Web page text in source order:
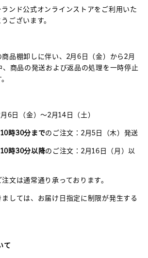
ンド公式オンラインストアをご利用いた
ございます。
品棚卸しに伴い、2月6日（金）から2月
商品の発送および返品の処理を一時停止
月6日（金）〜2月14日（土）
時30分までのご注文：2月5日（木）発送
時30分以降のご注文：2月16日（月）以
文は通常通り承っております。
しては、お届け日指定に制限が発生する
て